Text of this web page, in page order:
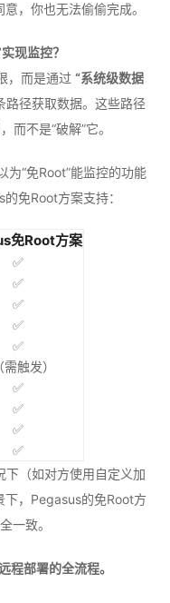
，你也无法偷偷完成。
现监控？
，而是通过 “系统级数据
路径获取数据。这些路径
而不是“破解”它。
为“免Root”能监控的功能
免Root方案支持：
免Root方案
✅
✅
✅
✅
✅
需触发）
✅
✅
✅
✅
下（如对方使用自定义加
下，Pegasus的免Root方
一致。
部署的全流程。